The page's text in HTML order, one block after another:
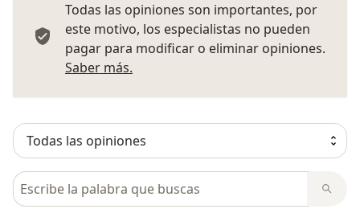
Todas las opiniones son importantes, por
este motivo, los especialistas no pueden
pagar para modificar o eliminar opiniones.
Saber más.
Busca en opiniones